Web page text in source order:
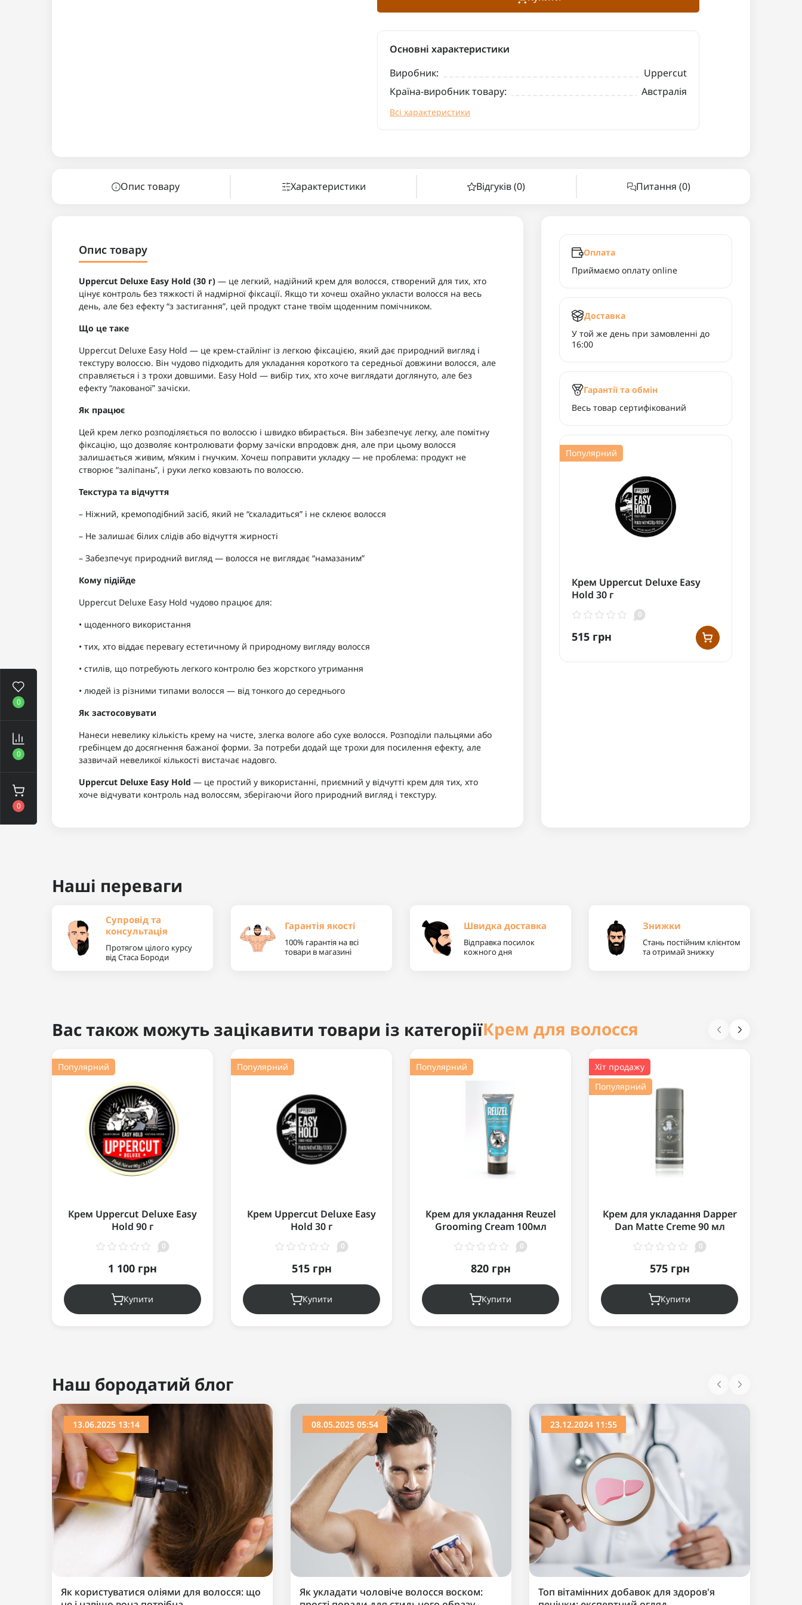
0
0
0
Основні характеристики
Виробник:
Uppercut
Країна-виробник товару:
Австралія
Всі характеристики
Опис товару Характеристики Відгуків (0) Питання (0)
Опис товару
Uppercut Deluxe Easy Hold (30 г) — це легкий, надійний крем для волосся, створений для тих, хто
цінує контроль без тяжкості й надмірної фіксації. Якщо ти хочеш охайно укласти волосся на весь
день, але без ефекту “з застигання”, цей продукт стане твоїм щоденним помічником.
Що це таке
Uppercut Deluxe Easy Hold — це крем-стайлінг із легкою фіксацією, який дає природний вигляд і
текстуру волоссю. Він чудово підходить для укладання короткого та середньої довжини волосся, але
справляється і з трохи довшими. Easy Hold — вибір тих, хто хоче виглядати доглянуто, але без
ефекту “лакованої” зачіски.
Як працює
Цей крем легко розподіляється по волоссю і швидко вбирається. Він забезпечує легку, але помітну
фіксацію, що дозволяє контролювати форму зачіски впродовж дня, але при цьому волосся
залишається живим, м’яким і гнучким. Хочеш поправити укладку — не проблема: продукт не
створює “заліпань”, і руки легко ковзають по волоссю.
Текстура та відчуття
– Ніжний, кремоподібний засіб, який не “скаладиться” і не склеює волосся
– Не залишає білих слідів або відчуття жирності
– Забезпечує природний вигляд — волосся не виглядає “намазаним”
Кому підійде
Uppercut Deluxe Easy Hold чудово працює для:
• щоденного використання
• тих, хто віддає перевагу естетичному й природному вигляду волосся
• стилів, що потребують легкого контролю без жорсткого утримання
• людей із різними типами волосся — від тонкого до середнього
Як застосовувати
Нанеси невелику кількість крему на чисте, злегка вологе або сухе волосся. Розподіли пальцями або
гребінцем до досягнення бажаної форми. За потреби додай ще трохи для посилення ефекту, але
зазвичай невеликої кількості вистачає надовго.
Uppercut Deluxe Easy Hold — це простий у використанні, приємний у відчутті крем для тих, хто
хоче відчувати контроль над волоссям, зберігаючи його природний вигляд і текстуру.
Оплата
Приймаємо оплату online
Доставка
У той же день при замовленні до
16:00
Гарантії та обмін
Весь товар сертифікований
Популярний
Крем Uppercut Deluxe Easy
Hold 30 г
0
515 грн
Наші переваги
Супровід та
консультація
Протягом цілого курсу
від Стаса Бороди
Гарантія якості
100% гарантія на всі
товари в магазині
Швидка доставка
Відправка посилок
кожного дня
Знижки
Стань постійним клієнтом
та отримай знижку
Вас також можуть зацікавити товари із категоріїКрем для волосся
Популярний
Крем Uppercut Deluxe Easy
Hold 90 г
0
1 100 грн
Купити
Популярний
Крем Uppercut Deluxe Easy
Hold 30 г
0
515 грн
Купити
Популярний
Крем для укладання Reuzel
Grooming Cream 100мл
0
820 грн
Купити
Хіт продажу
Популярний
Крем для укладання Dapper
Dan Matte Creme 90 мл
0
575 грн
Купити
Ви дивилися
Популярний